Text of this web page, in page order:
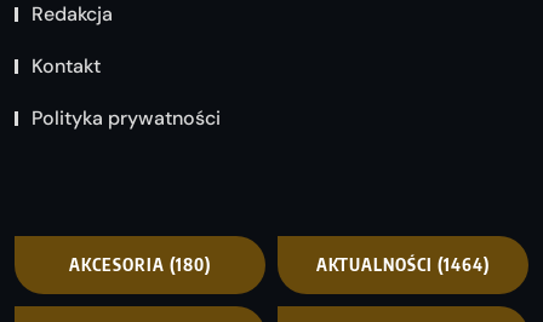
Redakcja
Kontakt
Polityka prywatności
AKCESORIA (180) AKTUALNOŚCI (1464)